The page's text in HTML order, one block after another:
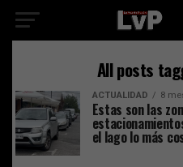
All posts
ACTUALIDAD 8
Estas son las
el lago lo más